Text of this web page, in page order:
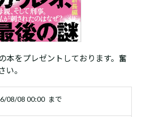
本をプレゼントしております。奮
い。
08/08 00:00 まで